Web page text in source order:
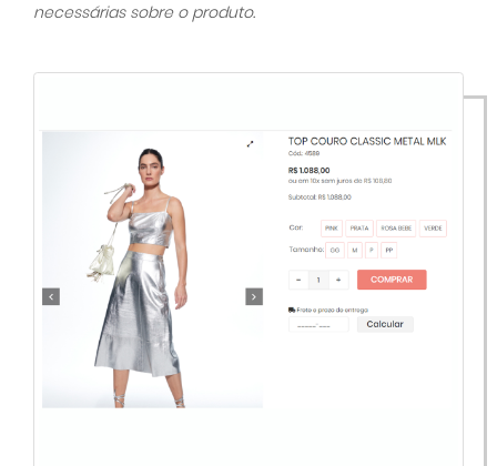
necessárias sobre o produto.